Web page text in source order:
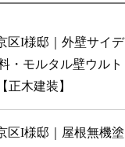
区I様邸｜外壁サイデ
・モルタル壁ウルト
正木建装】
区I様邸｜屋根無機塗